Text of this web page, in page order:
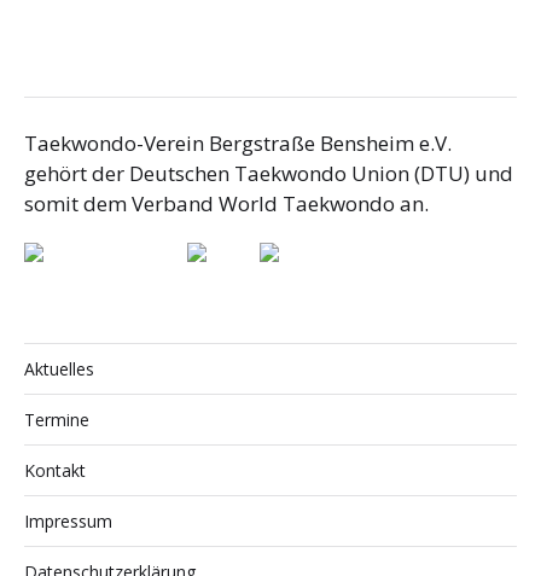
Taekwondo-Verein Bergstraße Bensheim e.V.
gehört der Deutschen Taekwondo Union (DTU) und
somit dem Verband World Taekwondo an.
Aktuelles
Termine
Kontakt
Impressum